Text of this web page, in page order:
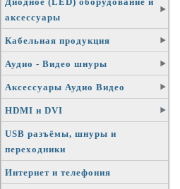
аксессуары
Кабельная продукция
Аудио - Видео шнуры
Аксессуары Аудио Видео
HDMI и DVI
USB разъёмы, шнуры и
переходники
Интернет и телефония